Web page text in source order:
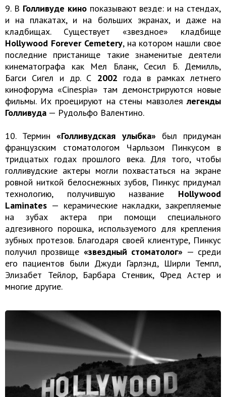
9. В Голливуде кинопоказывают везде: и на стендах,
и на плакатах, и на больших экранах, и даже на
кладбищах. Существует «звездное» кладбище
Hollywood Forever Cemetery, на котором нашли свое
последние пристанище такие знаменитые деятели
кинематографа как Мел Бланк, Сесил Б. Демилль,
Багси Сигел и др. С 2002 года в рамках летнего
кинофорума «Cinespia» там демонстрируются новые
фильмы. Их проецируют на стены мавзолеялегенды
Голливуда — Рудольфо Валентино.
10. Термин«Голливудская улыбка»был придуман
французским стоматологом Чарльзом Пинкусом в
тридцатых годах прошлого века. Для того, чтобы
голливудские актеры могли похвастаться на экране
ровной ниткой белоснежных зубов, Пинкус придумал
технологию, получившую название Hollywood
Laminates — керамические накладки, закрепляемые
на зубах актера при помощи специального
адгезивного порошка, используемого для крепления
зубных протезов. Благодаря своей клиентуре, Пинкус
получил прозвище «звездный стоматолог» — среди
его пациентов были Джуди Гарлэнд, Ширли Темпл,
Элизабет Тейлор, Барбара Стенвик, Фред Астер и
многие другие.